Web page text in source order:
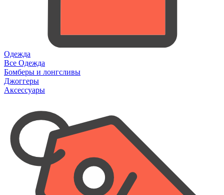
Одежда
Все Одежда
Бомберы и лонгсливы
Джоггеры
Аксессуары